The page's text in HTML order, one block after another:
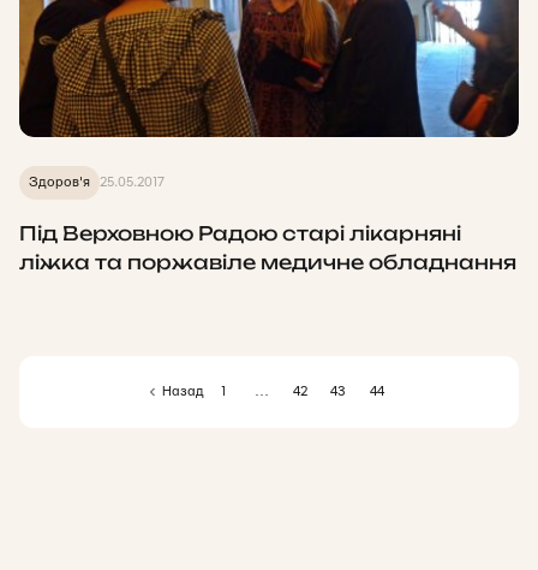
Здоров'я 25.05.2017
Під Верховною Радою старі лікарняні
ліжка та поржавіле медичне обладнання
Назад … 42 43 44